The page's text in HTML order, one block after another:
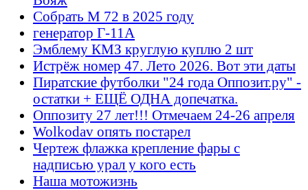
Собрать М 72 в 2025 году
генератор Г-11А
Эмблему КМЗ круглую куплю 2 шт
Истрёж номер 47. Лето 2026. Вот эти даты
Пиратские футболки "24 года Оппозит.ру" -
остатки + ЕЩЁ ОДНА допечатка.
Оппозиту 27 лет!!! Отмечаем 24-26 апреля
Wolkodav опять постарел
Чертеж флажка крепление фары с
надписью урал у кого есть
Наша мотожизнь